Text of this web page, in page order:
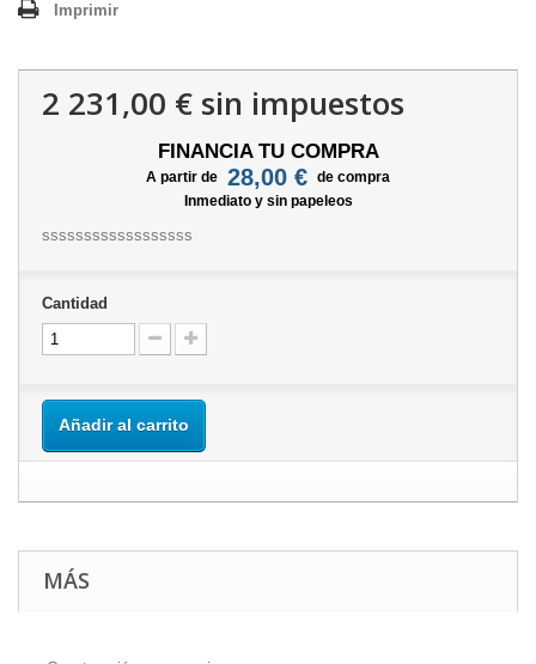
Imprimir
2 231,00 € sin impuestos
FINANCIA TU COMPRA
A partir de 28,00 € de compra
Inmediato y sin papeleos
ssssssssssssssssss
Cantidad
Añadir al carrito
MÁS